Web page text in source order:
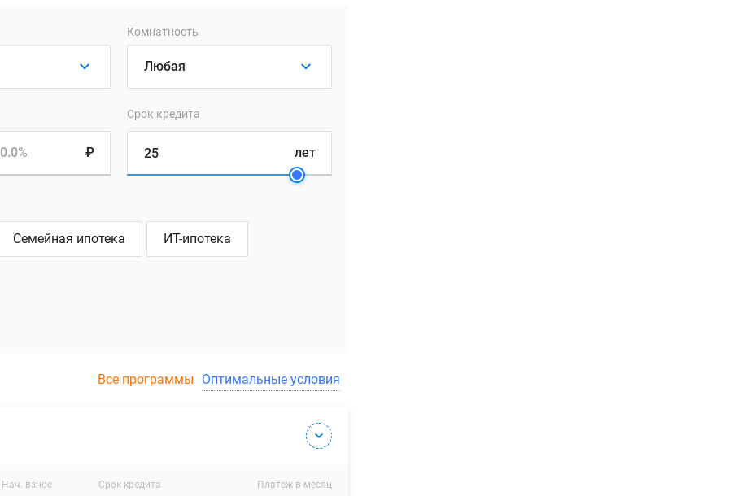
Комнатность
₽
Срок кредита
лет
Семейная ипотека ИТ-ипотека
Все программы Оптимальные условия
Нач. взнос Срок кредита Платеж в месяц